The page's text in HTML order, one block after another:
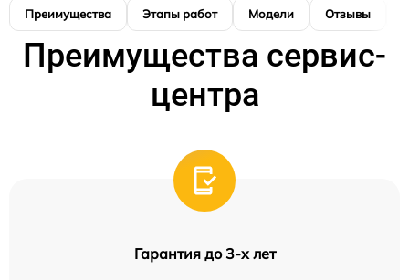
Преимущества Этапы работ Модели Отзывы
Преимущества сервис-
центра
Гарантия до 3-х лет